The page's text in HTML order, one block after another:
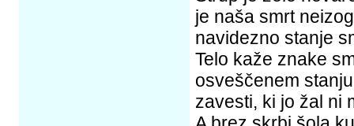
je naša smrt
navidezno stanje
Telo kaže znake
osveščenem
zavesti, ki jo žal ni